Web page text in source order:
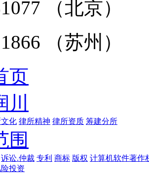
（北京）
（苏州）
页
化 律所精神 律所资质 筹建分所
围
诉讼.仲裁 专利 商标 版权 计算机软件著作
投资